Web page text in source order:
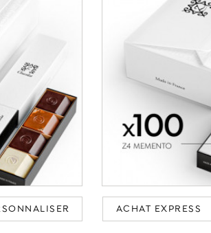
ACHAT EXPRESS